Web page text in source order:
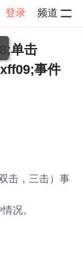
登录 频道
单击
事件
击，三击）事
况。